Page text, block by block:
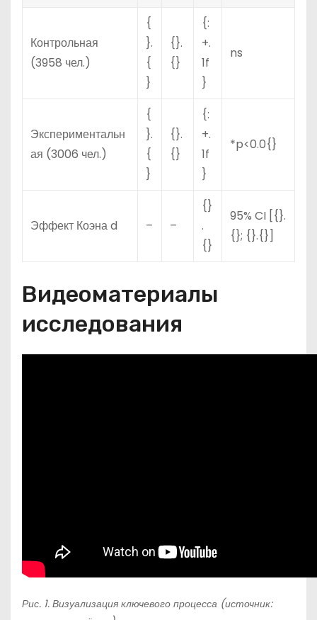
Контрольная
(3958 чел.)
{
}.
{
}
{}.
{}
{:
+.
1f
}
ns
Экспериментальн
ая (3006 чел.)
{
}.
{
}
{}.
{}
{:
+.
1f
}
*p<0.0{}
Эффект Коэна d – –
{}
.
{}
95% CI [{}.
{}; {}.{}]
Видеоматериалы
исследования
Рис. 1. Визуализация ключевого процесса (источник: